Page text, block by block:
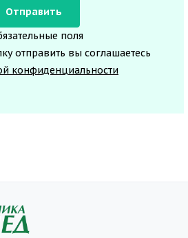
поля
отправить вы соглашаетесь
конфиденциальности